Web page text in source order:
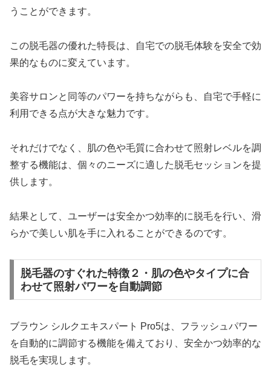
うことができます。
この脱毛器の優れた特長は、自宅での脱毛体験を安全で効
果的なものに変えています。
美容サロンと同等のパワーを持ちながらも、自宅で手軽に
利用できる点が大きな魅力です。
それだけでなく、肌の色や毛質に合わせて照射レベルを調
整する機能は、個々のニーズに適した脱毛セッションを提
供します。
結果として、ユーザーは安全かつ効率的に脱毛を行い、滑
らかで美しい肌を手に入れることができるのです。
脱毛器のすぐれた特徴２・肌の色やタイプに合
わせて照射パワーを自動調節
ブラウン シルクエキスパート Pro5は、フラッシュパワー
を自動的に調節する機能を備えており、安全かつ効率的な
脱毛を実現します。